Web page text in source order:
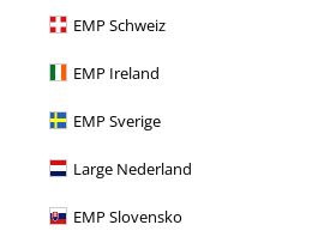
EMP Schweiz
EMP Ireland
EMP Sverige
Large Nederland
EMP Slovensko